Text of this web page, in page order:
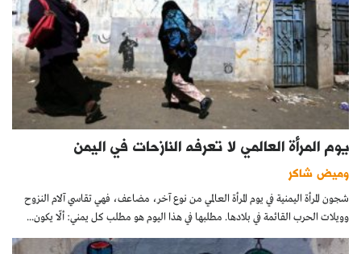
يوم المرأة العالمي لا تعرفه النازحات في اليمن
وميض شاكر
شجون المرأة اليمنية في يوم المرأة العالمي من نوع آخر، مضاعف، فهي تقاسي آلام النزوح
وويلات الحرب القائمة في بلادها. مطلبها في هذا اليوم هو مطلب كل يمني: ألّا يكون...